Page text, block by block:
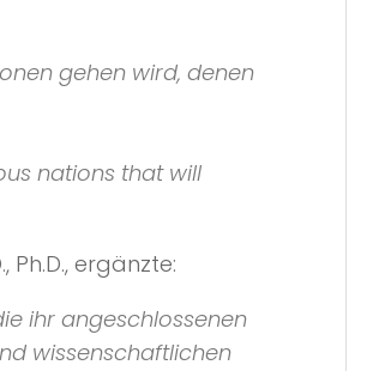
gehen wird, denen
nations that will
Ph.D., ergänzte:
ihr angeschlossenen
wissenschaftlichen